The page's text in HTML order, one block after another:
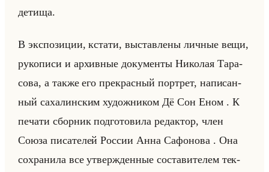
де­ти­ща.
В экс­по­зи­ции, кста­ти, вы­став­ле­ны лич­ные вещи,
ру­ко­пи­си и ар­хив­ные до­ку­мен­ты Ни­ко­лая Та­ра­
со­ва, а также его пре­крас­ный порт­рет, на­пи­сан­
ный са­ха­лин­ским ху­дож­ни­ком Дё Сон Еном . К
пе­ча­ти сбор­ник под­го­то­ви­ла ре­дак­тор, член
Союза пи­са­те­лей Рос­сии Анна Са­фо­но­ва . Она
со­хра­ни­ла все утвер­жден­ные со­ста­ви­те­лем тек­